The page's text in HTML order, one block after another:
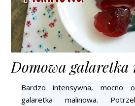
Domowa
Bardzo intensywna, mocno
galaretka malinowa.